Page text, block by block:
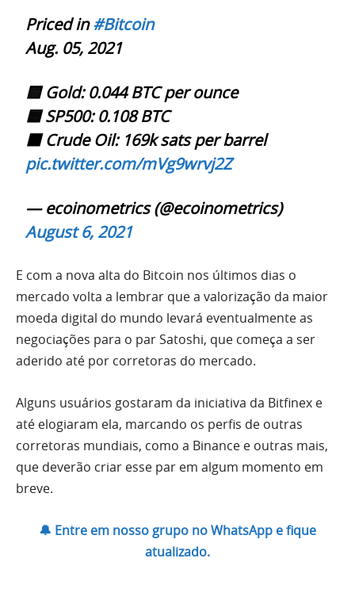
Priced in#Bitcoin
Aug. 05, 2021
🟨 Gold: 0.044 BTC per ounce
🟦 SP500: 0.108 BTC
⬛️ Crude Oil: 169k sats per barrel
pic.twitter.com/mVg9wrvj2Z
— ecoinometrics (@ecoinometrics)
August 6, 2021
E com a nova alta do Bitcoin nos últimos dias o
mercado volta a lembrar que a valorização da maior
moeda digital do mundo levará eventualmente as
negociações para o par Satoshi, que começa a ser
aderido até por corretoras do mercado.
Alguns usuários gostaram da iniciativa da Bitfinex e
até elogiaram ela, marcando os perfis de outras
corretoras mundiais, como a Binance e outras mais,
que deverão criar esse par em algum momento em
breve.
🔔 Entre em nosso grupo no WhatsApp e fique
atualizado.